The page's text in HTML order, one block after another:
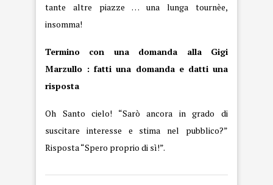
tante altre piazze … una lunga tournèe,
insomma!
Termino con una domanda alla Gigi
Marzullo : fatti una domanda e datti una
risposta
Oh Santo cielo! “Sarò ancora in grado di
suscitare interesse e stima nel pubblico?”
Risposta “Spero proprio di sì!”.